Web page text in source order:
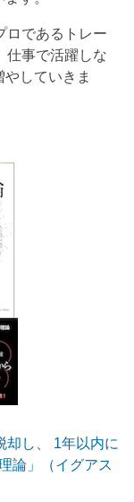
ロであるトレー
仕事で活躍しな
していきま
却し、 1年以内に
論」（イグアス